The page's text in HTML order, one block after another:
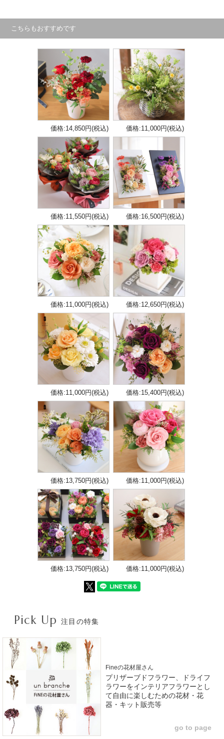
こちらもおすすめです
価格:14,850円(税込) 価格:11,000円(税込)
価格:11,550円(税込) 価格:16,500円(税込)
価格:11,000円(税込) 価格:12,650円(税込)
価格:11,000円(税込) 価格:15,400円(税込)
価格:13,750円(税込) 価格:11,000円(税込)
価格:13,750円(税込) 価格:11,000円(税込)